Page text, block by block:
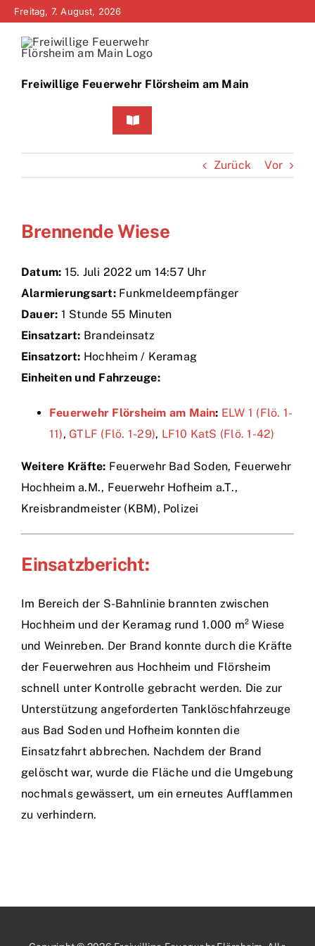
Zum
springen
Freitag, 7. August, 2026
Freiwillige Feuerwehr Flörsheim am Main
Toggle
Home
Bürgerinfo
Über uns
Technik
Zurück Vor
Brennende Wiese
Datum: 15. Juli 2022 um 14:57 Uhr
Alarmierungsart:Funkmeldeempfänger
Dauer: 1 Stunde 55 Minuten
Einsatzart: Brandeinsatz
Einsatzort: Hochheim / Keramag
Einheiten und Fahrzeuge:
Feuerwehr Flörsheim am Main: ELW 1 (Flö. 1-
11), GTLF (Flö. 1-29), LF10 KatS (Flö. 1-42)
Weitere Kräfte: Feuerwehr Bad Soden, Feuerwehr
Hochheim a.M., Feuerwehr Hofheim a.T.,
Kreisbrandmeister (KBM), Polizei
Einsatzbericht:
Im Bereich der S-Bahnlinie brannten zwischen
Hochheim und der Keramag rund 1.000 m² Wiese
und Weinreben. Der Brand konnte durch die Kräfte
der Feuerwehren aus Hochheim und Flörsheim
schnell unter Kontrolle gebracht werden. Die zur
Unterstützung angeforderten Tanklöschfahrzeuge
aus Bad Soden und Hofheim konnten die
Einsatzfahrt abbrechen. Nachdem der Brand
gelöscht war, wurde die Fläche und die Umgebung
nochmals gewässert, um ein erneutes Aufflammen
zu verhindern.